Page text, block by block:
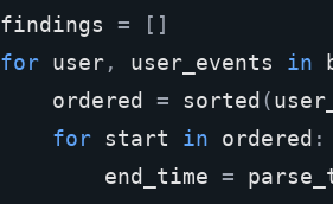
findings =
[]
for user, user_events in
ordered
= sorted (
for start in ordered :
end_time =